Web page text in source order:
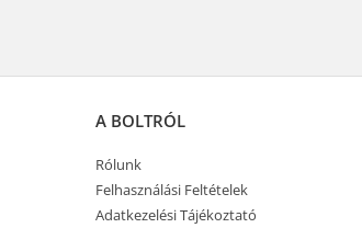
A BOLTRÓL
Rólunk
Felhasználási Feltételek
Adatkezelési Tájékoztató